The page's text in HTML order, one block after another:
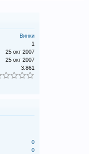
Винки
1
25 окт 2007
25 окт 2007
3.861
0
0